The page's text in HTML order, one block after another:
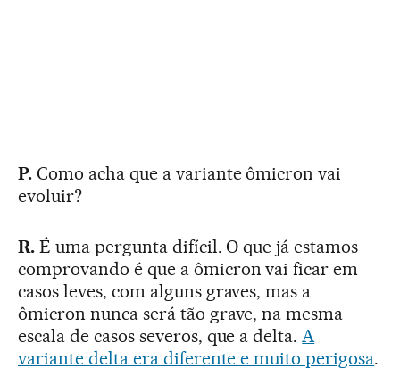
P.Como acha que a variante ômicron vai
evoluir?
R.É uma pergunta difícil. O que já estamos
comprovando é que a ômicron vai ficar em
casos leves, com alguns graves, mas a
ômicron nunca será tão grave, na mesma
escala de casos severos, que a delta. A
variante delta era diferente e muito perigosa.